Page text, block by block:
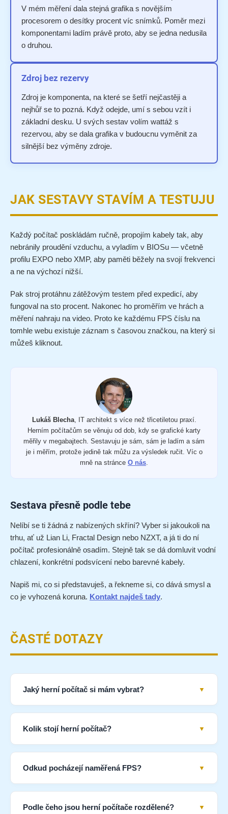
V mém měření dala stejná grafika s novějším
procesorem o desítky procent víc snímků. Poměr mezi
komponentami ladím právě proto, aby se jedna nedusila
o druhou.
Zdroj bez rezervy
Zdroj je komponenta, na které se šetří nejčastěji a
nejhůř se to pozná. Když odejde, umí s sebou vzít i
základní desku. U svých sestav volím wattáž s
rezervou, aby se dala grafika v budoucnu vyměnit za
silnější bez výměny zdroje.
JAK SESTAVY STAVÍM A TESTUJU
Každý počítač poskládám ručně, propojím kabely tak, aby
nebránily proudění vzduchu, a vyladím v BIOSu — včetně
profilu EXPO nebo XMP, aby paměti běžely na svojí frekvenci
a ne na výchozí nižší.
Pak stroj protáhnu zátěžovým testem před expedicí, aby
fungoval na sto procent. Nakonec ho proměřím ve hrách a
měření nahraju na video. Proto ke každému FPS číslu na
tomhle webu existuje záznam s časovou značkou, na který si
můžeš kliknout.
Lukáš Blecha, IT architekt s více než třicetiletou praxí.
Herním počítačům se věnuju od dob, kdy se grafické karty
měřily v megabajtech. Sestavuju je sám, sám je ladím a sám
je i měřím, protože jedině tak můžu za výsledek ručit. Víc o
mně na stránce O nás
Sestava přesně podle tebe
Nelíbí se ti žádná z nabízených skříní? Vyber si jakoukoli na
trhu, ať už Lian Li, Fractal Design nebo NZXT, a já ti do ní
počítač profesionálně osadím. Stejně tak se dá domluvit vodní
chlazení, konkrétní podsvícení nebo barevné kabely.
Napiš mi, co si představuješ, a řekneme si, co dává smysl a
co je vyhozená koruna. Kontakt najdeš tady.
ČASTÉ DOTAZY
Jaký herní počítač si mám vybrat?
Kolik stojí herní počítač?
Odkud pocházejí naměřená FPS?
Podle čeho jsou herní počítače rozdělené?